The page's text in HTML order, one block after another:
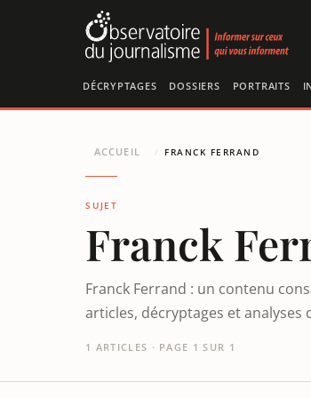
DÉCRYPTAGES DOSSIERS PORTRAITS
ACCUEIL / FRANCK FERRAND
SUJET
Franck
Franck Ferrand : un contenu
articles, décryptages et analyses
1 ARTICLES · PAGE 1 SUR 1
Panneau de gestion des cookies